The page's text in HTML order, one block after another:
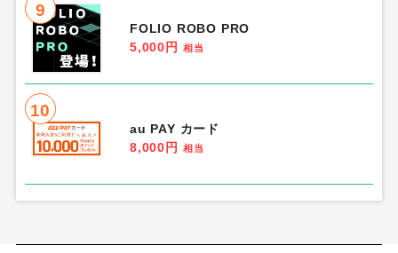
9
FOLIO ROBO PRO
5,000円
相当
10
au PAY カード
8,000円
相当